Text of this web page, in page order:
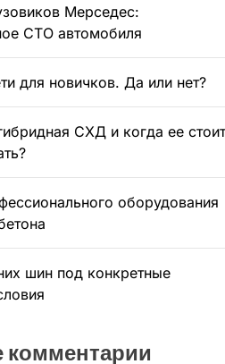
Мерседес:
СТО автомобиля
для новичков. Да или нет?
СХД и когда ее стоит
оборудования
шин под конкретные
комментарии